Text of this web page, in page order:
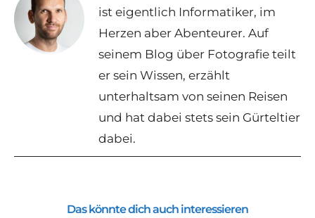
ist eigentlich Informatiker, im
Herzen aber Abenteurer. Auf
seinem Blog über Fotografie teilt
er sein Wissen, erzählt
unterhaltsam von seinen Reisen
und hat dabei stets sein Gürteltier
dabei.
Das könnte dich auch interessieren